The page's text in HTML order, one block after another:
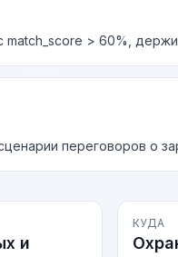
match_score > 60%,
переговоров о
и
КУДА